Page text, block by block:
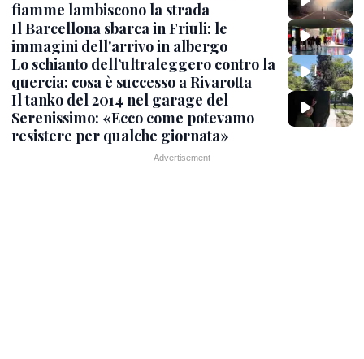
fiamme lambiscono la strada
Il Barcellona sbarca in Friuli: le
immagini dell'arrivo in albergo
Lo schianto dell’ultraleggero contro la
quercia: cosa è successo a Rivarotta
Il tanko del 2014 nel garage del
Serenissimo: «Ecco come potevamo
resistere per qualche giornata»